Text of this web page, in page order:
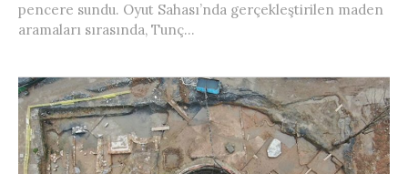
pencere sundu. Oyut Sahası’nda gerçekleştirilen maden
aramaları sırasında, Tunç...